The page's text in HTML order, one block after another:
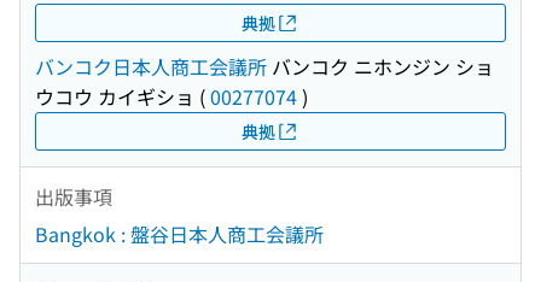
典拠
バンコク日本人商工会議所 バンコク ニホンジン ショ
ウコウ カイギショ (00277074)
典拠
出版事項
Bangkok : 盤谷日本人商工会議所